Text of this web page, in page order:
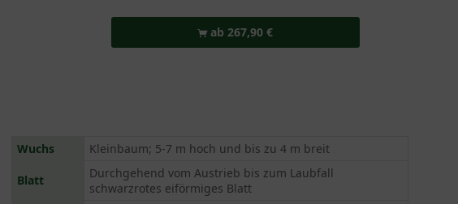
ab 267,90 €
Wuchs Kleinbaum; 5-7 m hoch und bis zu 4 m breit
Blatt
Durchgehend vom Austrieb bis zum Laubfall
schwarzrotes eiförmiges Blatt